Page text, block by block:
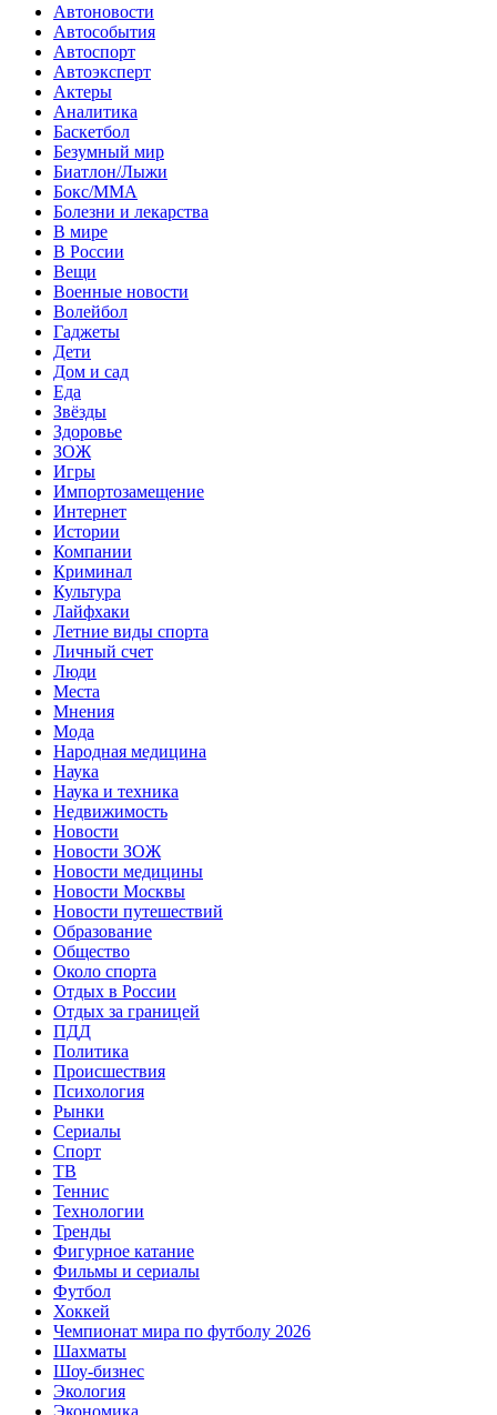
Автоновости
Автособытия
Автоспорт
Автоэксперт
Актеры
Аналитика
Баскетбол
Безумный мир
Биатлон/Лыжи
Бокс/MMA
Болезни и лекарства
В мире
В России
Вещи
Военные новости
Волейбол
Гаджеты
Дети
Дом и сад
Еда
Звёзды
Здоровье
ЗОЖ
Игры
Импортозамещение
Интернет
Истории
Компании
Криминал
Культура
Лайфхаки
Летние виды спорта
Личный счет
Люди
Места
Мнения
Мода
Народная медицина
Наука
Наука и техника
Недвижимость
Новости
Новости ЗОЖ
Новости медицины
Новости Москвы
Новости путешествий
Образование
Общество
Около спорта
Отдых в России
Отдых за границей
ПДД
Политика
Происшествия
Психология
Рынки
Сериалы
Спорт
ТВ
Теннис
Технологии
Тренды
Фигурное катание
Фильмы и сериалы
Футбол
Хоккей
Чемпионат мира по футболу 2026
Шахматы
Шоу-бизнес
Экология
Экономика